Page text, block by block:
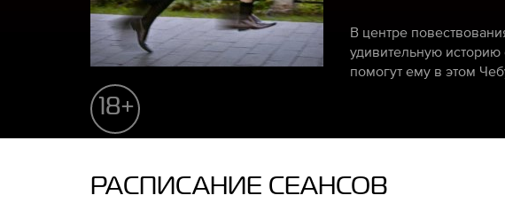
18+
В центре
удивительную
помогут ему в этом
РАСПИСАНИЕ СЕАНСОВ